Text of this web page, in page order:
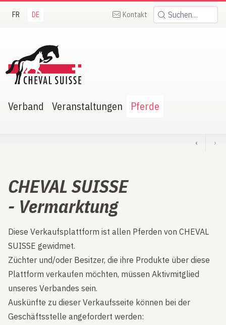
FR DE Kontakt Suchen:
Suisse
Verband Veranstaltungen Pferde
‹ ›
CHEVAL SUISSE
- Vermarktung
Diese Verkaufsplattform ist allen Pferden von CHEVAL
SUISSE gewidmet.
Züchter und/oder Besitzer, die ihre Produkte über diese
Plattform verkaufen möchten, müssen Aktivmitglied
unseres Verbandes sein.
Auskünfte zu dieser Verkaufsseite können bei der
Geschäftsstelle angefordert werden: